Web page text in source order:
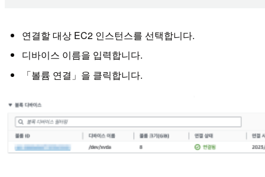
연결할 대상 EC2 인스턴스를 선택합니다.
디바이스 이름을 입력합니다.
「볼륨 연결」을 클릭합니다.